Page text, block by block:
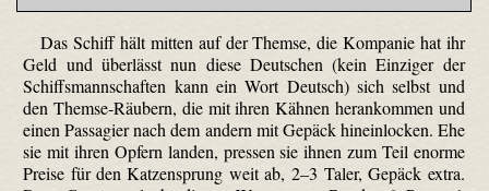
Das Schiff hält mitten auf der Themse, die Kompanie hat ihr
Geld und überlässt nun diese Deutschen (kein Einziger der
Schiffsmannschaften kann ein Wort Deutsch) sich selbst und
den Themse-Räubern, die mit ihren Kähnen herankommen und
einen Passagier nach dem andern mit Gepäck hinein­locken. Ehe
sie mit ihren Opfern landen, pressen sie ihnen zum Teil enorme
Preise für den Katzensprung weit ab, 2–3 Taler, Gepäck extra.